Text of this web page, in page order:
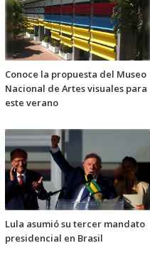
Conoce la propuesta del Museo
Nacional de Artes visuales para
este verano
Lula asumió su tercer mandato
presidencial en Brasil